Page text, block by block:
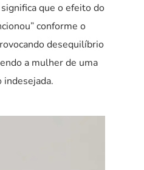
que o efeito do
conforme o
desequilíbrio
a mulher de uma
indesejada.